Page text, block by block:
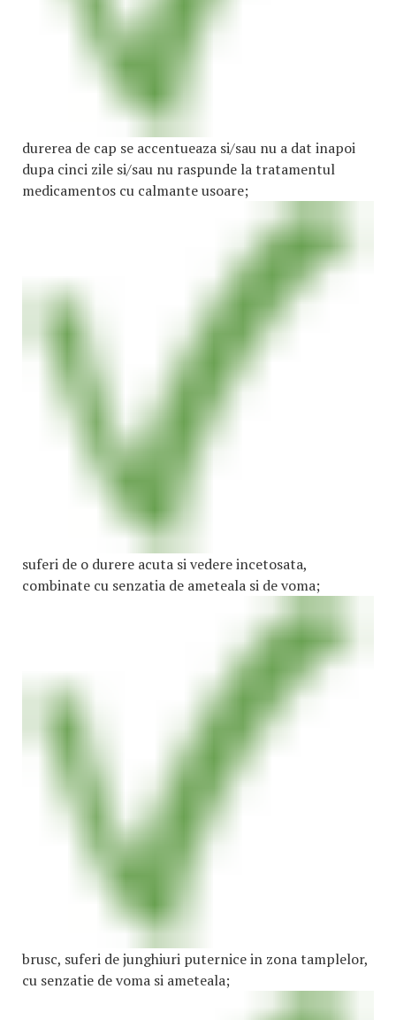
durerea de cap se accentueaza si/sau nu a dat inapoi
dupa cinci zile si/sau nu raspunde la tratamentul
medicamentos cu calmante usoare;
suferi de o durere acuta si vedere incetosata,
combinate cu senzatia de ameteala si de voma;
brusc, suferi de junghiuri puternice in zona tamplelor,
cu senzatie de voma si ameteala;